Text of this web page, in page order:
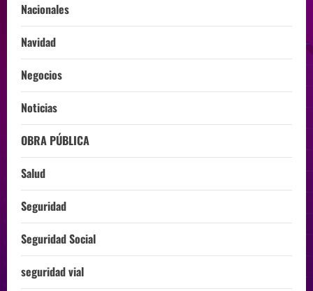
Nacionales
Navidad
Negocios
Noticias
OBRA PÚBLICA
Salud
Seguridad
Seguridad Social
seguridad vial